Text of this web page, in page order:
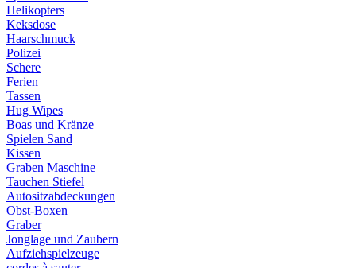
Helikopters
Keksdose
Haarschmuck
Polizei
Schere
Ferien
Tassen
Hug Wipes
Boas und Kränze
Spielen Sand
Kissen
Graben Maschine
Tauchen Stiefel
Autositzabdeckungen
Obst-Boxen
Graber
Jonglage und Zaubern
Aufziehspielzeuge